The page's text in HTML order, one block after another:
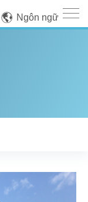
Ngôn ngữ